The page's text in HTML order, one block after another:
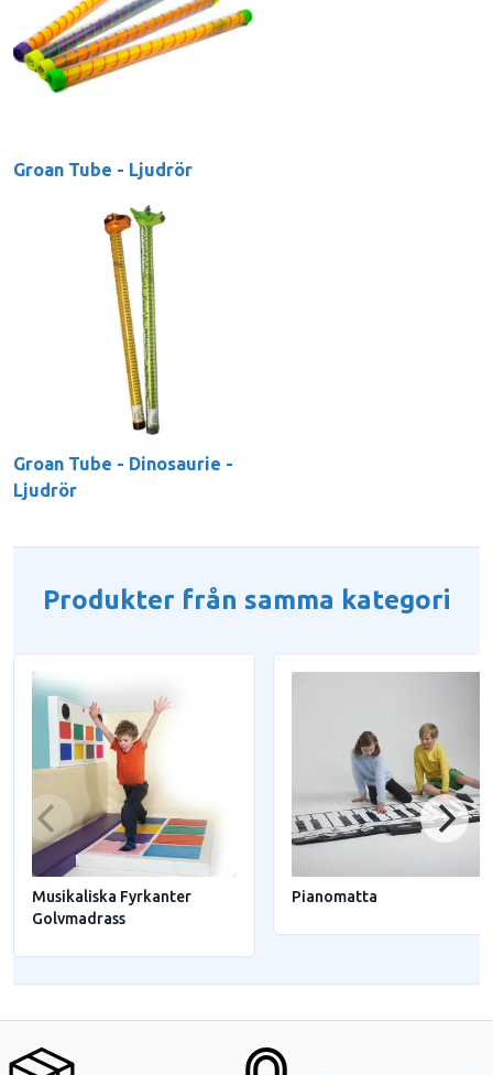
Groan Tube - Ljudrör
Groan Tube - Dinosaurie -
Ljudrör
Produkter från samma kategori
Musikaliska Fyrkanter
Golvmadrass
Pianomatta